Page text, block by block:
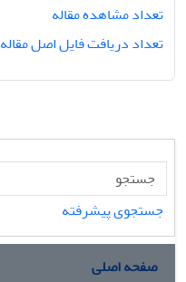
تعداد مشاهده مقاله
تعداد دریافت فایل اصل مقاله
جستجوی پیشرفته
صفحه اصلی